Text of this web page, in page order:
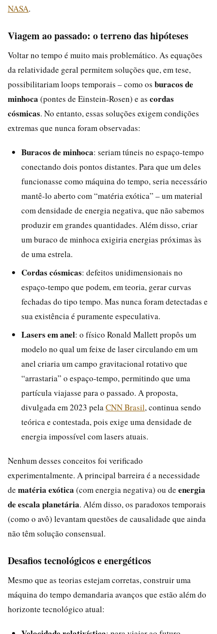
NASA.
Viagem ao passado: o terreno das hipóteses
Voltar no tempo é muito mais problemático. As equações
da relatividade geral permitem soluções que, em tese,
possibilitariam loops temporais – como os buracos de
minhoca (pontes de Einstein-Rosen) e as cordas
cósmicas. No entanto, essas soluções exigem condições
extremas que nunca foram observadas:
Buracos de minhoca: seriam túneis no espaço-tempo
conectando dois pontos distantes. Para que um deles
funcionasse como máquina do tempo, seria necessário
mantê-lo aberto com “matéria exótica” – um material
com densidade de energia negativa, que não sabemos
produzir em grandes quantidades. Além disso, criar
um buraco de minhoca exigiria energias próximas às
de uma estrela.
Cordas cósmicas: defeitos unidimensionais no
espaço-tempo que podem, em teoria, gerar curvas
fechadas do tipo tempo. Mas nunca foram detectadas e
sua existência é puramente especulativa.
Lasers em anel: o físico Ronald Mallett propôs um
modelo no qual um feixe de laser circulando em um
anel criaria um campo gravitacional rotativo que
“arrastaria” o espaço-tempo, permitindo que uma
partícula viajasse para o passado. A proposta,
divulgada em 2023 pela CNN Brasil, continua sendo
teórica e contestada, pois exige uma densidade de
energia impossível com lasers atuais.
Nenhum desses conceitos foi verificado
experimentalmente. A principal barreira é a necessidade
de matéria exótica (com energia negativa) ou de energia
de escala planetária. Além disso, os paradoxos temporais
(como o avô) levantam questões de causalidade que ainda
não têm solução consensual.
Desafios tecnológicos e energéticos
Mesmo que as teorias estejam corretas, construir uma
máquina do tempo demandaria avanços que estão além do
horizonte tecnológico atual: